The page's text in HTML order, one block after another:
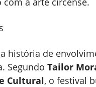
história de
Segundo Tailor
Cultural, o festival